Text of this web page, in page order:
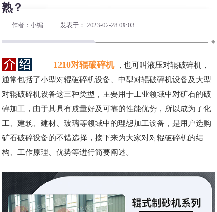
熟？
作者：小编 发表于： 2023-02-28 09:03
1210对辊破碎机
，也可叫液压对辊破碎机，
通常包括了小型对辊破碎机设备、中型对辊破碎机设备及大型
对辊破碎机设备这三种类型，主要用于工业领域中对矿石的破
碎加工，由于其具有质量好及可靠的性能优势，所以成为了化
工、建筑、建材、玻璃等领域中的理想加工设备，是用户选购
矿石破碎设备的不错选择，接下来为大家对对辊破碎机的结
构、工作原理、优势等进行简要阐述。